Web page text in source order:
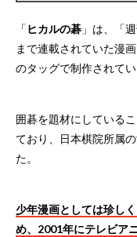
「ヒカルの碁 」は、「
まで連載されていた漫
のタッグで制作されてい
囲碁を題材にしている
ており、日本棋院所属
た。
少年漫画としては珍し
め、2001年にテレビア